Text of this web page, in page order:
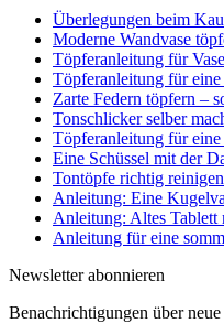
Überlegungen beim
Moderne Wandvase
Töpferanleitung für
Töpferanleitung für
Zarte Federn töpfern –
Tonschlicker selber
Töpferanleitung für
Eine Schüssel mit der
Tontöpfe richtig
Anleitung: Eine
Anleitung: Altes Tablett
Anleitung für eine
Newsletter abonnieren
Benachrichtigungen über